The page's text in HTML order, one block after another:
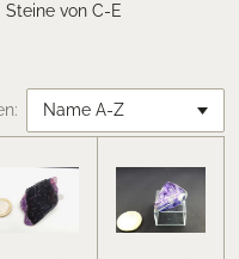
Steine von C-E